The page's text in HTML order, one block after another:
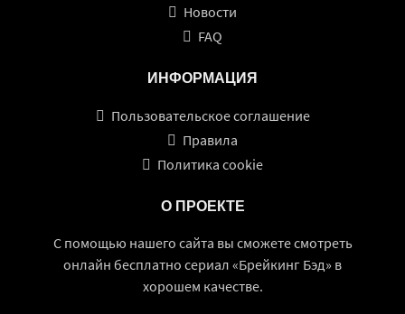
Новости
FAQ
ИНФОРМАЦИЯ
Пользовательское соглашение
Правила
Политика cookie
О ПРОЕКТЕ
С помощью нашего сайта вы сможете смотреть
онлайн бесплатно сериал «Брейкинг Бэд» в
хорошем качестве.